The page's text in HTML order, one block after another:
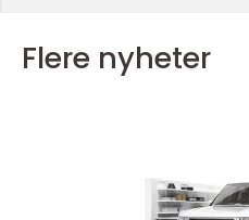
Flere nyheter